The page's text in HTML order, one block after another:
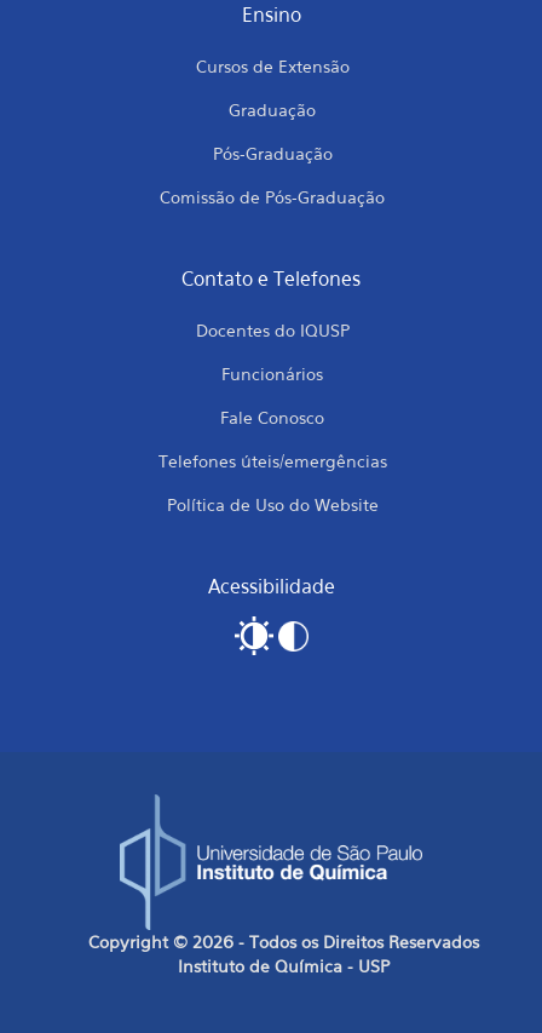
Ensino
Cursos de Extensão
Graduação
Pós-Graduação
Comissão de Pós-Graduação
Contato e Telefones
Docentes do IQUSP
Funcionários
Fale Conosco
Telefones úteis/emergências
Política de Uso do Website
Acessibilidade
Copyright © 2026 - Todos os Direitos Reservados
Instituto de Química - USP